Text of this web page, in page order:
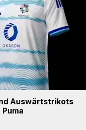
Auswärtstrikots